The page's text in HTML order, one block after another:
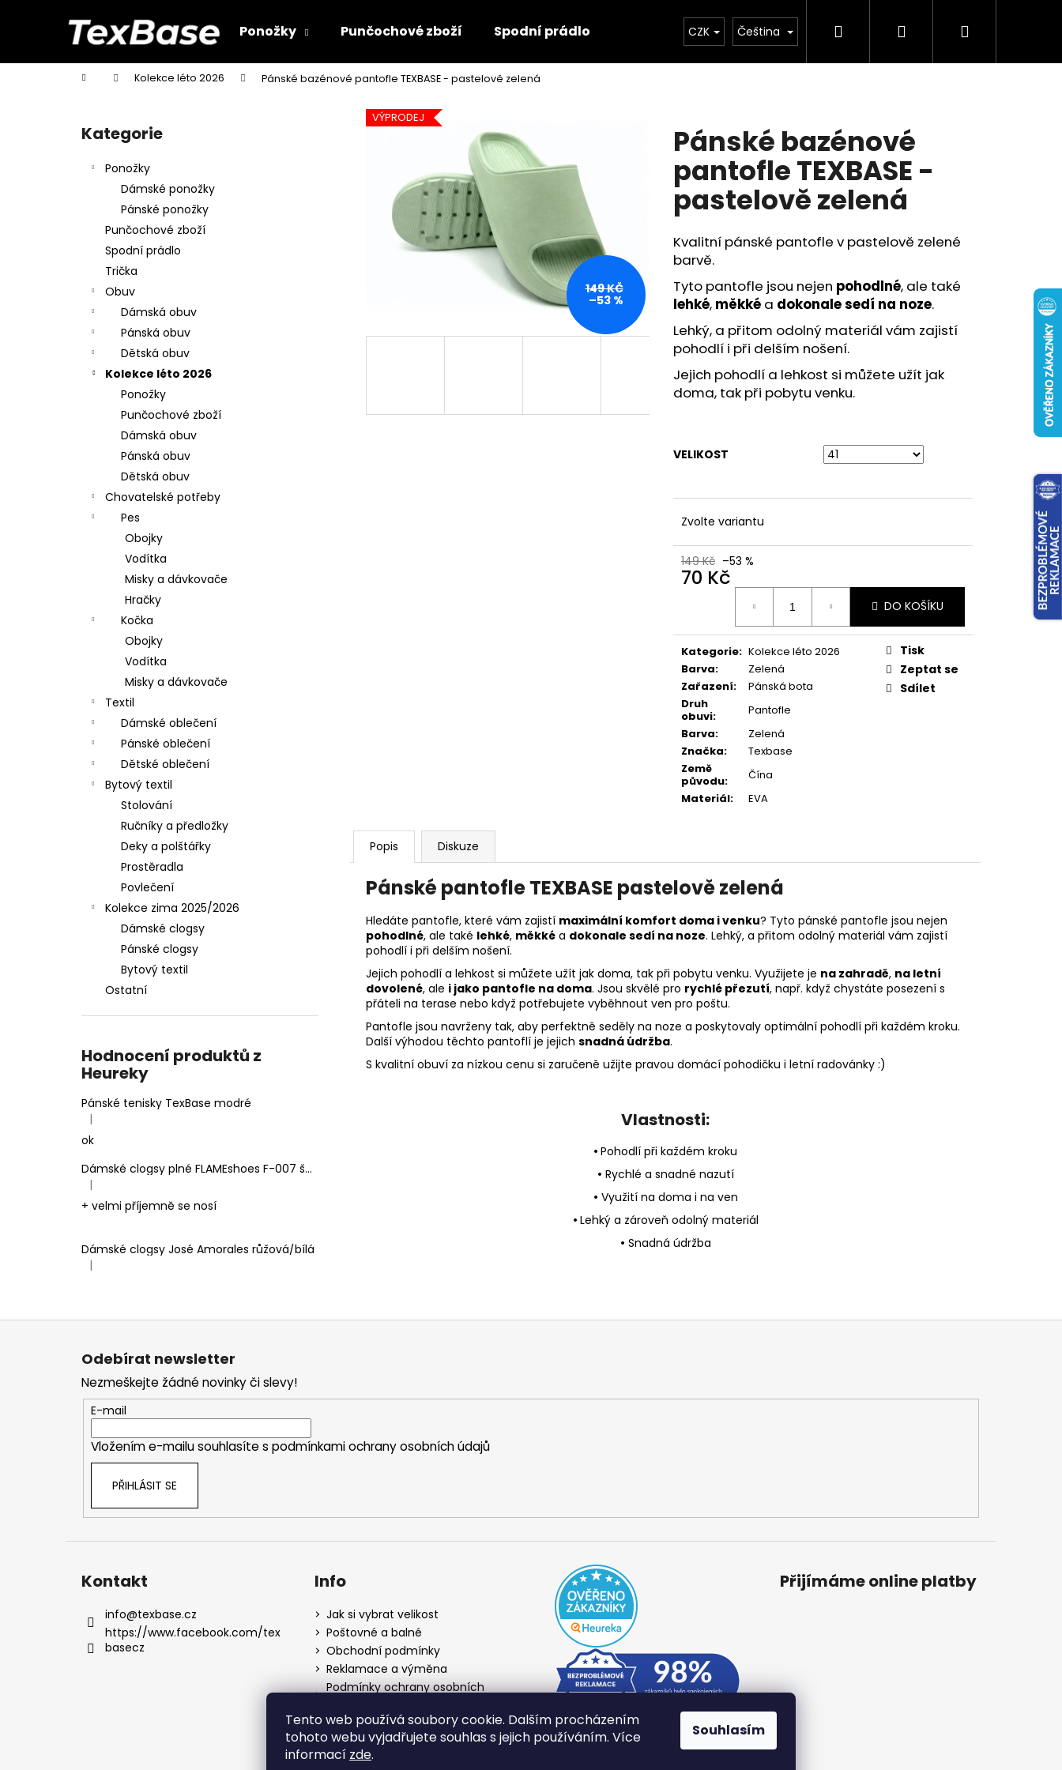
Tento web používá soubory cookie. Dalším procházením
tohoto webu vyjadřujete souhlas s jejich používáním. Více
informací zde.
Souhlasím
Ponožky Punčochové zboží Spodní prádlo Obuv Kolekce léto 2026 Chovatelské
CZK Čeština Hledat PřihlášeníNákupní
Domů Kolekce léto 2026 Pánské bazénové pantofle TEXBASE - pastelově zelená
Přeskočit
kategorie
Kategorie
Ponožky
Dámské ponožky
Pánské ponožky
Punčochové zboží
Spodní prádlo
Trička
Obuv
Dámská obuv
Pánská obuv
Dětská obuv
Kolekce léto 2026
Ponožky
Punčochové zboží
Dámská obuv
Pánská obuv
Dětská obuv
Chovatelské potřeby
Pes
Obojky
Vodítka
Misky a dávkovače
Hračky
Kočka
Obojky
Vodítka
Misky a dávkovače
Textil
Dámské oblečení
Pánské oblečení
Dětské oblečení
Bytový textil
Stolování
Ručníky a předložky
Deky a polštářky
Prostěradla
Povlečení
Kolekce zima 2025/2026
Dámské clogsy
Pánské clogsy
Bytový textil
Ostatní
Hodnocení produktů z
Heureky
Pánské tenisky TexBase modré
Hodnocení produktu je 5 z 5 hvězdiček.
|
ok
Dámské clogsy plné FLAMEshoes F-007 šedé
Hodnocení produktu je 5 z 5 hvězdiček.
|
+ velmi příjemně se nosí
Dámské clogsy José Amorales růžová/bílá
Hodnocení produktu je 4 z 5 hvězdiček.
|
Pánské bazénové
pantofle TEXBASE -
pastelově zelená
Kvalitní pánské pantofle v pastelově zelené
barvě.
Tyto pantofle jsou nejen pohodlné, ale také
lehké, měkké a dokonale sedí na noze.
Lehký, a přitom odolný materiál vám zajistí
pohodlí i při delším nošení.
Jejich pohodlí a lehkost si můžete užít jak
doma, tak při pobytu venku.
VELIKOST
Zvolte variantu
149 Kč –53 %
70 Kč
DO KOŠÍKU
Kategorie: Kolekce léto 2026
Barva:
Zelená
Zařazení:
Pánská bota
Druh
obuvi:
Pantofle
Barva:
Zelená
Značka:
Texbase
Země
původu:
Čína
Materiál: EVA
Tisk
Zeptat se
Sdílet
VÝPRODEJ
149 KČ
–53 %
Popis Diskuze
Pánské pantofle TEXBASE pastelově zelená
Hledáte pantofle, které vám zajistí maximální komfort doma i venku? Tyto pánské pantofle jsou nejen
pohodlné, ale také lehké, měkké a dokonale sedí na noze. Lehký, a přitom odolný materiál vám zajistí
pohodlí i při delším nošení.
Jejich pohodlí a lehkost si můžete užít jak doma, tak při pobytu venku. Využijete je na zahradě, na letní
dovolené, ale i jako pantofle na doma. Jsou skvělé pro rychlé přezutí, např. když chystáte posezení s
přáteli na terase nebo když potřebujete vyběhnout ven pro poštu.
Pantofle jsou navrženy tak, aby perfektně seděly na noze a poskytovaly optimální pohodlí při každém kroku.
Další výhodou těchto pantoflí je jejich snadná údržba.
S kvalitní obuví za nízkou cenu si zaručeně užijte pravou domácí pohodičku i letní radovánky :)
Vlastnosti:
• Pohodlí při každém kroku
• Rychlé a snadné nazutí
• Využití na doma i na ven
• Lehký a zároveň odolný materiál
• Snadná údržba
í
Zpět
do
Zpět
do
Co potřebujete najít?
Doporučujeme
Odebírat newsletter
Nezmeškejte žádné novinky či slevy!
E-mail
Vložením e-mailu souhlasíte s podmínkami ochrany osobních údajů
PŘIHLÁSIT SE
Kontakt
info@texbase.cz
https://www.facebook.com/tex
basecz
Info
Jak si vybrat velikost
Poštovné a balné
Obchodní podmínky
Reklamace a výměna
Podmínky ochrany osobních
Přijímáme online platby